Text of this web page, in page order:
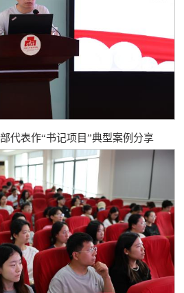
代表作“书记项目”典型案例分享